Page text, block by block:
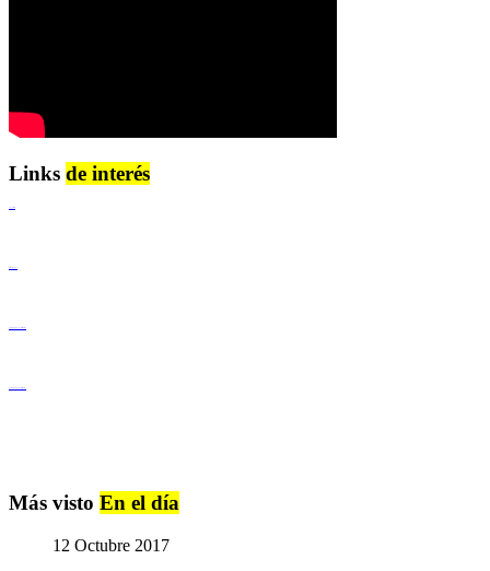
Links de interés
Más visto En el día
12 Octubre 2017